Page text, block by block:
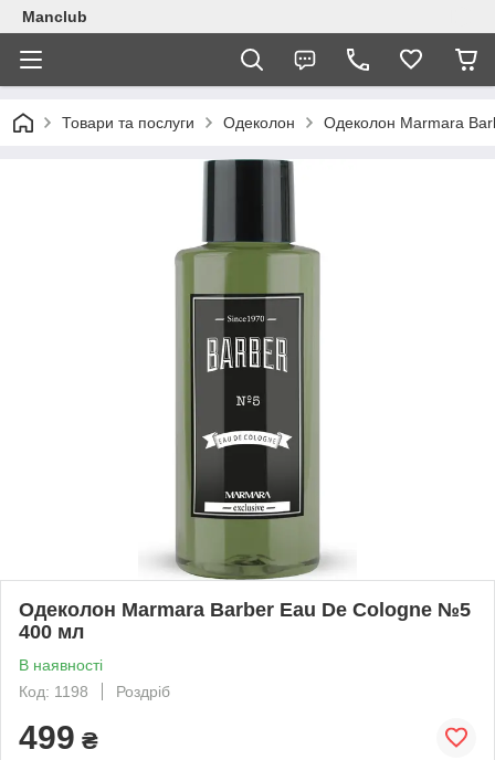
Manclub
Товари та послуги Одеколон Одеколон Marmara
Одеколон Marmara Barber Eau De Cologne №5
400 мл
В наявності
Код: 1198
Роздріб
499 ₴